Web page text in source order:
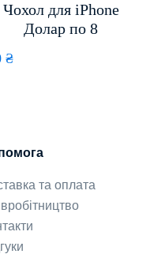
Чохол для iPhone
Долар по 8
₴
та оплата